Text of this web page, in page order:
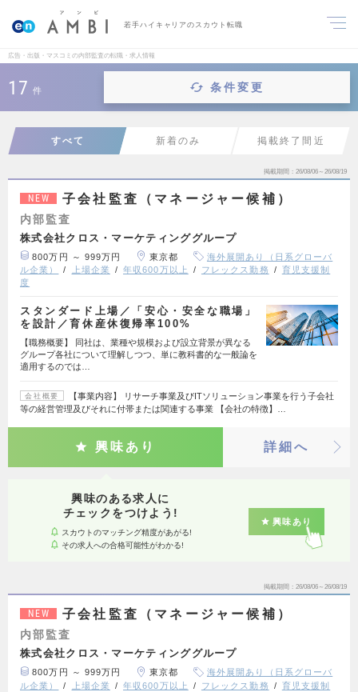
若手ハイキャリアのスカウト転職
広告・出版・マスコミの内部監査の転職・求人情報
17 件 条件変更
すべて 新着のみ 掲載終了間近
掲載期間 26/08/06～26/08/19
NEW 子会社監査（マネージャー候補）
内部監査
株式会社クロス・マーケティンググループ
800万円 ～ 999万円 東京都
海外展開あり（日系グローバ
ル企業）
上場企業 年収600万以上 フレックス勤務
育児支援制
度
スタンダード上場／「安心・安全な職場」
を設計／育休産休復帰率100%
【職務概要】 同社は、業種や規模および設立背景が異なる
グループ各社について理解しつつ、単に教科書的な一般論を
適用するのでは…
会社概要
【事業内容】 リサーチ事業及びITソリューション事業を行う子会社
等の経営管理及びそれに付帯または関連する事業 【会社の特徴】…
興味あり 詳細へ
興味のある求人に
チェックをつけよう!
スカウトのマッチング精度があがる!
その求人への合格可能性がわかる!
興味あり
掲載期間 26/08/06～26/08/19
NEW 子会社監査（マネージャー候補）
内部監査
株式会社クロス・マーケティンググループ
800万円 ～ 999万円 東京都
海外展開あり（日系グローバ
ル企業）
上場企業 年収600万以上 フレックス勤務
育児支援制